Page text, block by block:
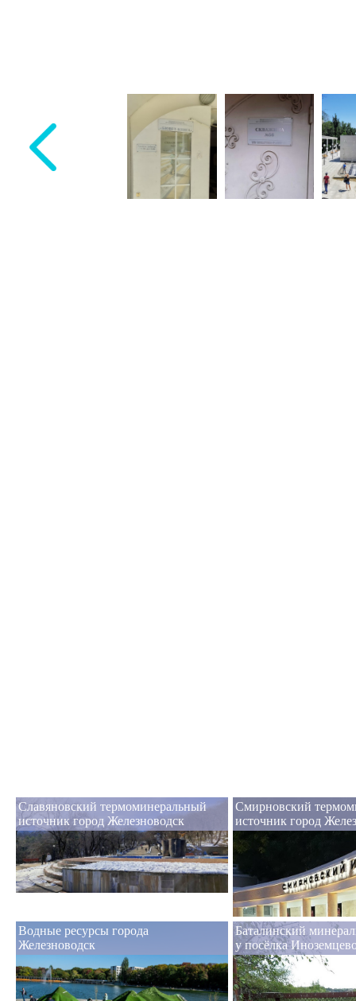
Славяновский термоминеральный
источник город Железноводск
Смирновский
источник город
Водные ресурсы города
Железноводск
Баталинский
у посёлка